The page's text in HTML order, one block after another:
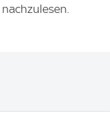
nachzulesen.